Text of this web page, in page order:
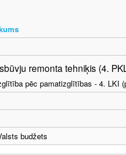
remonta tehniķis (4.
pēc pamatizglītības - 4. LKI
budžets